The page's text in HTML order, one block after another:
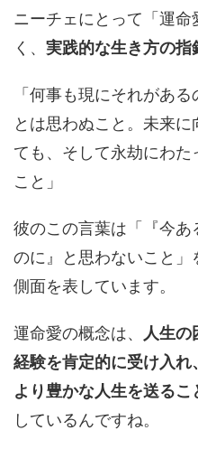
ニーチェにとって「運
く、 実践的な生き方の指
「何事も現にそれがあ
とは思わぬこと。未来
ても、そして永劫にわ
こと」
彼のこの言葉は「『今
のに』と思わないこと
側面を表しています。
運命愛の概念は、
人生の
経験を肯定的に受け入れ
より豊かな人生を送るこ
しているんですね。